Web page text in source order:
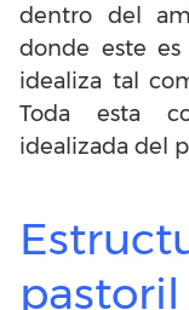
dentro del
donde este
idealiza tal
Toda esta
idealizada del
pastoril